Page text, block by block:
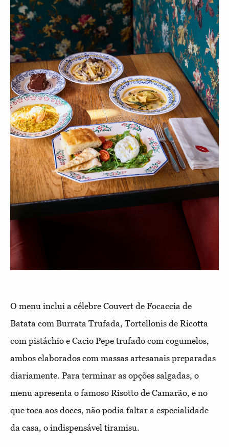
O menu inclui a célebre Couvert de Focaccia de
Batata com Burrata Trufada, Tortellonis de Ricotta
com pistáchio e Cacio Pepe trufado com cogumelos,
ambos elaborados com massas artesanais preparadas
diariamente. Para terminar as opções salgadas, o
menu apresenta o famoso Risotto de Camarão, e no
que toca aos doces, não podia faltar a especialidade
da casa, o indispensável tiramisu.